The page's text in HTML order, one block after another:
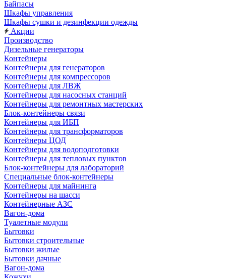
Байпасы
Шкафы управления
Шкафы сушки и дезинфекции одежды
Акции
Производство
Дизельные генераторы
Контейнеры
Контейнеры для генераторов
Контейнеры для компрессоров
Контейнеры для ЛВЖ
Контейнеры для насосных станций
Контейнеры для ремонтных мастерских
Блок-контейнеры связи
Контейнеры для ИБП
Контейнеры для трансформаторов
Контейнеры ЦОД
Контейнеры для водоподготовки
Контейнеры для тепловых пунктов
Блок-контейнеры для лабораторий
Специальные блок-контейнеры
Контейнеры для майнинга
Контейнеры на шасси
Контейнерные АЗС
Вагон-дома
Туалетные модули
Бытовки
Бытовки строительные
Бытовки жилые
Бытовки дачные
Вагон-дома